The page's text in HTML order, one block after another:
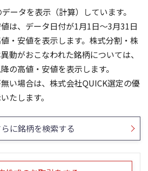
25/12
25/10
1,000
1,200
24/01
23/01
1,000
1,200
1,400
ータを表示（計算）しています。
は、データ日付が1月1日～3月31日
・安値を表示します。株式分割・株
動がおこなわれた銘柄については、
の高値・安値を表示します。
い場合は、株式会社QUICK選定の優
たします。
らに銘柄を検索する